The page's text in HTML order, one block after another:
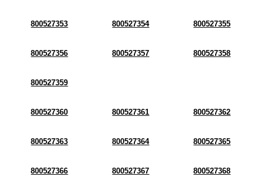
800527353 800527354 800527355
800527356 800527357 800527358
800527359
800527360 800527361 800527362
800527363 800527364 800527365
800527366 800527367 800527368